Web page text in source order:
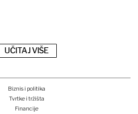
UČITAJ VIŠE
Biznis i politika
Tvrtke i tržišta
Financije